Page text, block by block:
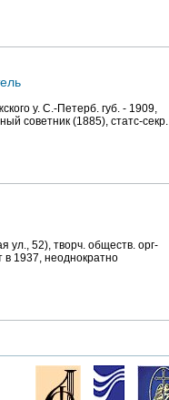
у. С.-Петерб. губ. - 1909,
советник (1885), статс-секр.
52), творч. обществ. орг-
в 1937, неоднократно